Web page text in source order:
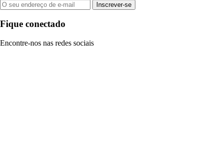
Inscrever-se
Fique conectado
Encontre-nos nas redes sociais